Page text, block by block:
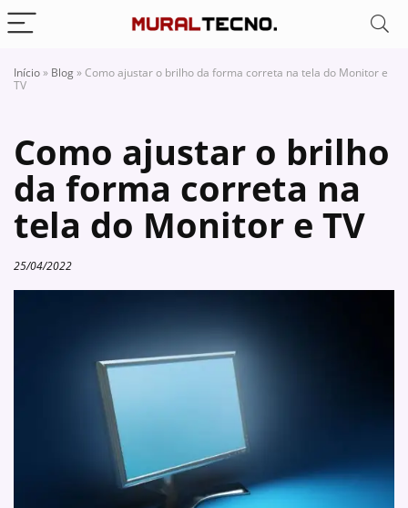
Início» Blog»Como ajustar o brilho da forma correta na tela do Monitor e
TV
Como ajustar o brilho
da forma correta na
tela do Monitor e TV
25/04/2022